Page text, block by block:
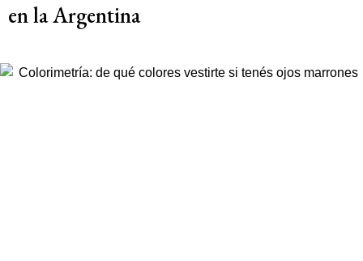
en la Argentina